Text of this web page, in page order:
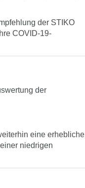
der STIKO
COVID-19-
der
eine erhebliche
niedrigen